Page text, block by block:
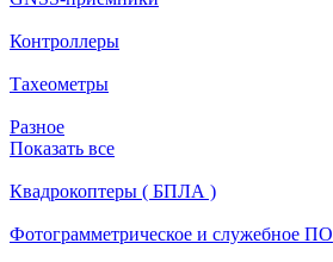
Контроллеры
Тахеометры
Разное
Показать все
Квадрокоптеры ( БПЛА )
Фотограмметрическое и служебное ПО